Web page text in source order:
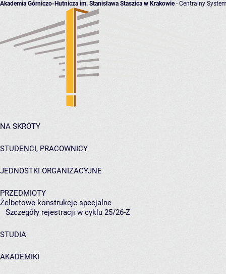
Akademia Górniczo-Hutnicza im. Stanisława Staszica w Krakowie- Centralny
NA SKRÓTY
STUDENCI, PRACOWNICY
JEDNOSTKI ORGANIZACYJNE
PRZEDMIOTY
Żelbetowe konstrukcje specjalne
Szczegóły rejestracji w cyklu 25/26-Z
STUDIA
AKADEMIKI